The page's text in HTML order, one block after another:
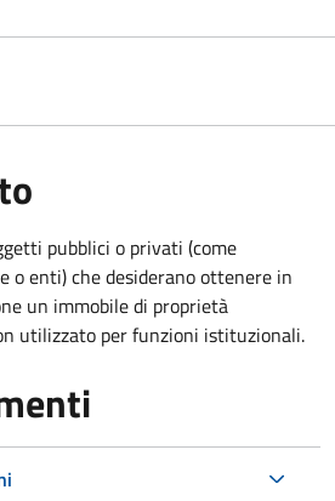
pubblici o privati (come
o enti) che desiderano ottenere in
un immobile di proprietà
utilizzato per funzioni istituzionali.